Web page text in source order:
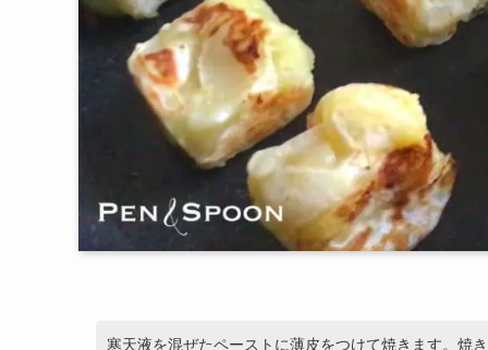
寒天液を混ぜたペーストに薄皮をつけて焼きます。焼